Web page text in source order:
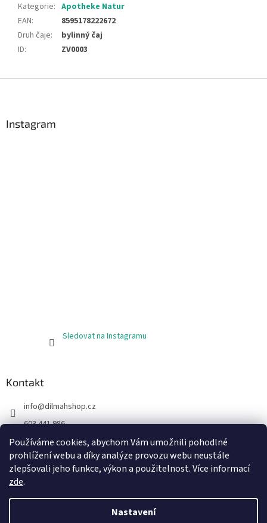
Používáme cookies, abychom Vám umožnili pohodlné
prohlížení webu a díky analýze provozu webu neustále
zlepšovali jeho funkce, výkon a použitelnost. Více informací
zde.
Nastavení
Kategorie: Apotheke Natur
EAN:
8595178222672
Druh čaje:
bylinný čaj
ID: ZV0003
Instagram
Sledovat na Instagramu
Kontakt
info@dilmahshop.cz
603 441 986
603 890 398
https://www.facebook.com/cejlonskycaj
Vytvořil Shoptet